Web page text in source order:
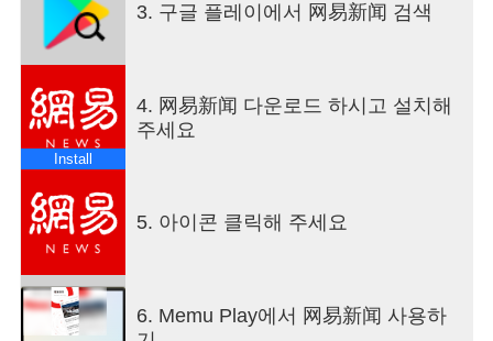
【跟贴盖楼】
有跟贴的地方，就有江湖。调侃聊骚吐个槽，吟诗
众插科打诨！
【互动直播】
揭秘雄安新区楼市盛况、目睹共享单车受损惨状、
直击丁义珍现真身……跟随主播空降前线，与围观
群众谈笑风生。不脱不作秀，我们是正经直播。
感兴趣的一键订阅，最关心的开启推送，一有风吹
草动，第一时间喊你。
3. 구글 플레이에서 网易新闻 검색
Install
4. 网易新闻 다운로드 하시고 설치해
주세요
5. 아이콘 클릭해 주세요
6. Memu Play에서 网易新闻 사용하